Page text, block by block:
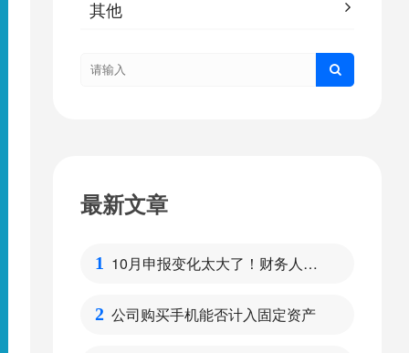
其他
最新文章
1 10月申报变化太大了！财务人请
2 公司购买手机能否计入固定资产